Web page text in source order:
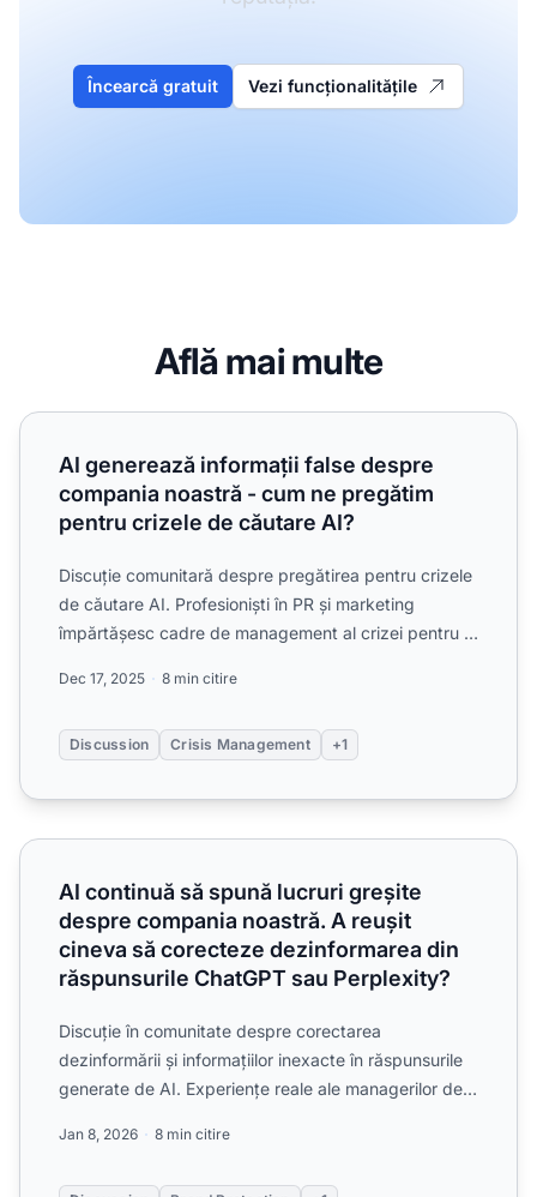
Încearcă gratuit Vezi funcționalitățile
Află mai multe
AI generează informații false despre compania noastră -
AI generează informații false despre
compania noastră - cum ne pregătim
pentru crizele de căutare AI?
Discuție comunitară despre pregătirea pentru crizele
de căutare AI. Profesioniști în PR și marketing
împărtășesc cadre de management al crizei pentru a
Dec 17, 2025 8 min citire
Discussion Crisis Management +1
AI continuă să spună lucruri greșite despre compania
AI continuă să spună lucruri greșite
despre compania noastră. A reușit
cineva să corecteze dezinformarea din
răspunsurile ChatGPT sau Perplexity?
Discuție în comunitate despre corectarea
dezinformării și informațiilor inexacte în răspunsurile
generate de AI. Experiențe reale ale managerilor de
Jan 8, 2026 8 min citire